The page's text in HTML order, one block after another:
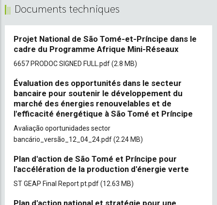
Documents techniques
Projet National de São Tomé-et-Príncipe dans le
cadre du Programme Afrique Mini-Réseaux
Document
6657 PRODOC SIGNED FULL.pdf(2.8 MB)
Évaluation des opportunités dans le secteur
bancaire pour soutenir le développement du
marché des énergies renouvelables et de
l'efficacité énergétique à São Tomé et Príncipe
Document
Avaliação oportunidades sector
bancário_versão_12_04_24.pdf(2.24 MB)
Plan d'action de São Tomé et Príncipe pour
l'accélération de la production d'énergie verte
Document
ST GEAP Final Report pt.pdf(12.63 MB)